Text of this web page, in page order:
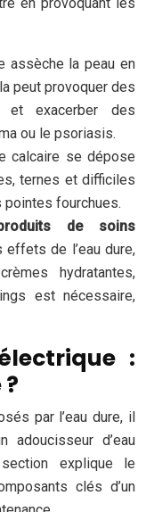
assèche la peau en
peut provoquer des
et exacerber des
ou le psoriasis.
calcaire se dépose
ternes et difficiles
fourchues.
de soins
effets de l’eau dure,
hydratantes,
est nécessaire,
:
par l’eau dure, il
adoucisseur d’eau
explique le
clés d’un